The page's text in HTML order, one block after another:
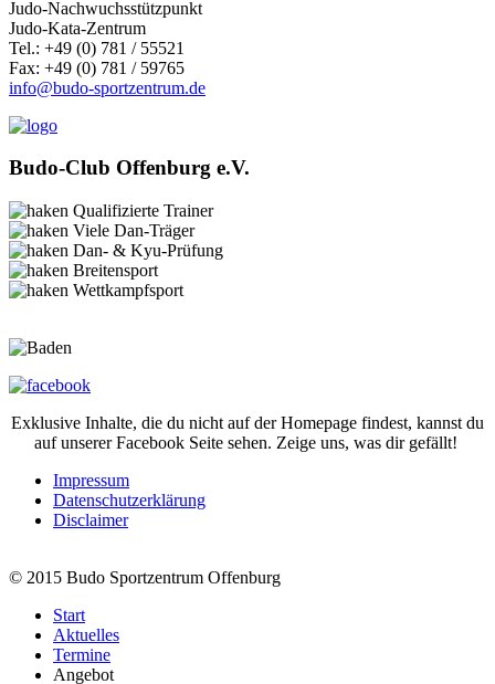
Judo-Nachwuchsstützpunkt
Judo-Kata-Zentrum
Tel.: +49 (0) 781 / 55521
Fax: +49 (0) 781 / 59765
info@budo-sportzentrum.de
Budo-Club Offenburg e.V.
Qualifizierte Trainer
Viele Dan-Träger
Dan- & Kyu-Prüfung
Breitensport
Wettkampfsport
Exklusive Inhalte, die du nicht auf der Homepage findest, kannst du
auf unserer Facebook Seite sehen. Zeige uns, was dir gefällt!
Impressum
Datenschutzerklärung
Disclaimer
© 2015 Budo Sportzentrum Offenburg
Start
Aktuelles
Termine
Angebot